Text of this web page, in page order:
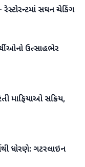
સઘન ચેકિંગ
ઉત્સાહભેર
માફિયાઓ સક્રિય,
ધોરણે: ગટરલાઇન